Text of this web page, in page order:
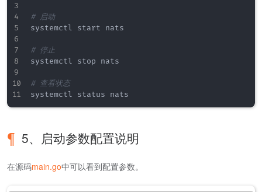
# 启动
systemctl start nats
# 停止
systemctl stop nats
# 查看状态
5、启动参数配置说明
在源码main.go中可以看到配置参数。